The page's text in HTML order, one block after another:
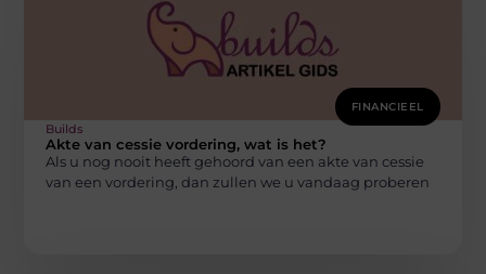
FINANCIEEL
Builds
Akte van cessie vordering, wat is het?
Als u nog nooit heeft gehoord van een akte van cessie
van een vordering, dan zullen we u vandaag proberen